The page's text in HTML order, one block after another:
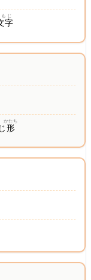
字
じ
じ 形
かたち